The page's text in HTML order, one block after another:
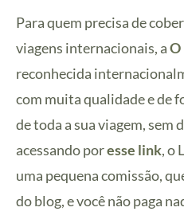
Para quem precisa de
viagens internacionais, aO
reconhecida
com muita qualidade e de
de toda a sua viagem, sem
acessando poresse link, o
uma pequena comissão,
do blog, e você não paga